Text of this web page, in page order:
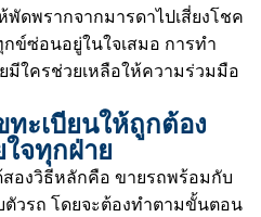
พัดพรากจากมารดาไปเสี่ยงโชค
ข์ซ่อนอยู่ในใจเสมอ การทำ
มีใครช่วยเหลือให้ความร่วมมือ
ะเบียนให้ถูกต้อง
จทุกฝ่าย
สองวิธีหลักคือ ขายรถพร้อมกับ
ตัวรถ โดยจะต้องทำตามขั้นตอน